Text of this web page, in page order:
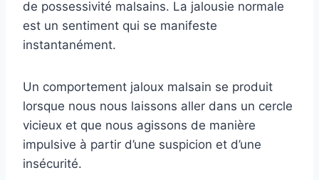
de possessivité malsains. La jalousie normale
est un sentiment qui se manifeste
instantanément.
Un comportement jaloux malsain se produit
lorsque nous nous laissons aller dans un cercle
vicieux et que nous agissons de manière
impulsive à partir d’une suspicion et d’une
insécurité.